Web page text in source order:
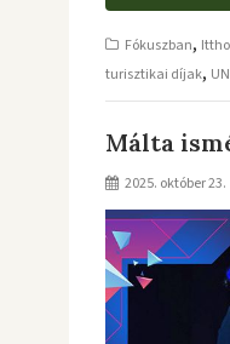
Fókuszban,
turisztikai díjak,
Málta
2025. október 23.